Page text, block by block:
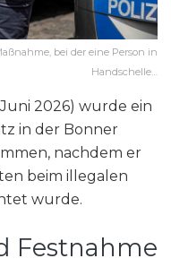
bei der eine Person in
Handschelle…
2026) wurde ein
in der Bonner
nachdem er
beim illegalen
wurde.
Festnahme